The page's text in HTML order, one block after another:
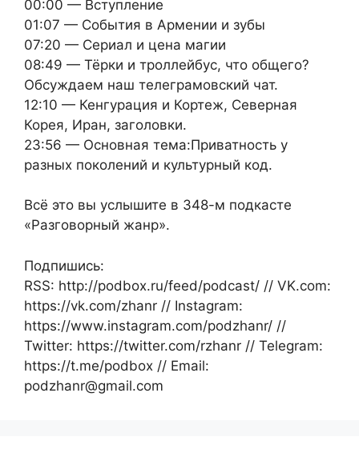
00:00 — Вступление
01:07 — События в Армении и зубы
07:20 — Сериал и цена магии
08:49 — Тёрки и троллейбус, что общего?
Обсуждаем наш телеграмовский чат.
12:10 — Кенгурация и Кортеж, Северная
Корея, Иран, заголовки.
23:56 — Основная тема:Приватность у
разных поколений и культурный код.
Всё это вы услышите в 348-м подкасте
«Разговорный жанр».
Подпишись:
RSS: http://podbox.ru/feed/podcast/ // VK.com:
https://vk.com/zhanr // Instagram:
https://www.instagram.com/podzhanr/ //
Twitter: https://twitter.com/rzhanr // Telegram:
https://t.me/podbox // Email:
podzhanr@gmail.com